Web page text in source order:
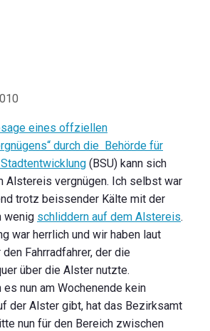
eines offziellen
durch die Behörde für
(BSU) kann sich
Alstereis vergnügen. Ich selbst war
trotz beissender Kälte mit der
wenig schliddern auf dem Alstereis.
war herrlich und wir haben laut
Fahrradfahrer, der die
über die Alster nutzte.
nun am Wochenende kein
der Alster gibt, hat das Bezirksamt
nun für den Bereich zwischen